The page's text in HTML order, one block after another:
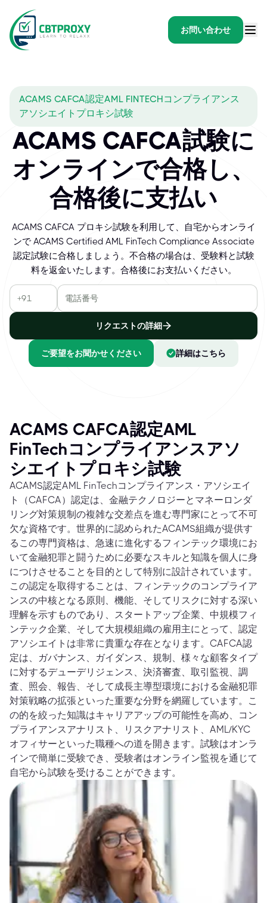
お問い合わせ
ACAMS CAFCA認定AML FINTECHコンプライアンス
アソシエイトプロキシ試験
ACAMS CAFCA試験に
オンラインで合格し、
合格後に支払い
ACAMS CAFCA プロキシ試験を利用して、自宅からオンライ
ンで ACAMS Certified AML FinTech Compliance Associate
認定試験に合格しましょう。不合格の場合は、受験料と試験
料を返金いたします。合格後にお支払いください。
リクエストの詳細
ご要望をお聞かせください 詳細はこちら
ACAMS CAFCA認定AML
FinTechコンプライアンスアソ
シエイトプロキシ試験
ACAMS認定AML FinTechコンプライアンス・アソシエイ
ト（CAFCA）認定は、金融テクノロジーとマネーロンダ
リング対策規制の複雑な交差点を進む専門家にとって不可
欠な資格です。世界的に認められたACAMS組織が提供す
るこの専門資格は、急速に進化するフィンテック環境にお
いて金融犯罪と闘うために必要なスキルと知識を個人に身
につけさせることを目的として特別に設計されています。
この認定を取得することは、フィンテックのコンプライア
ンスの中核となる原則、機能、そしてリスクに対する深い
理解を示すものであり、スタートアップ企業、中規模フィ
ンテック企業、そして大規模組織の雇用主にとって、認定
アソシエイトは非常に貴重な存在となります。CAFCA認
定は、ガバナンス、ガイダンス、規制、様々な顧客タイプ
に対するデューデリジェンス、決済審査、取引監視、調
査、照会、報告、そして成長主導型環境における金融犯罪
対策戦略の拡張といった重要な分野を網羅しています。こ
の的を絞った知識はキャリアアップの可能性を高め、コン
プライアンスアナリスト、リスクアナリスト、AML/KYC
オフィサーといった職種への道を開きます。試験はオンラ
インで簡単に受験でき、受験者はオンライン監視を通じて
自宅から試験を受けることができます。